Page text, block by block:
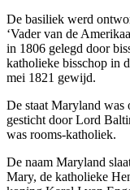
De basiliek werd
‘Vader van de
in 1806 gelegd door
katholieke bisschop in
mei 1821 gewijd.
De staat Maryland
gesticht door Lord
was rooms-katholiek.
De naam Maryland
Mary, de katholieke